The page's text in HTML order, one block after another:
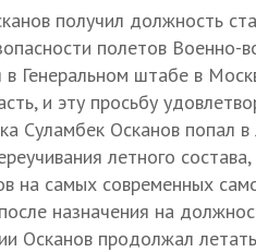
получил должность
полетов Военно-
Генеральном штабе в
и эту просьбу
Суламбек Осканов попал
летного
на самых современных
назначения на
Осканов продолжал